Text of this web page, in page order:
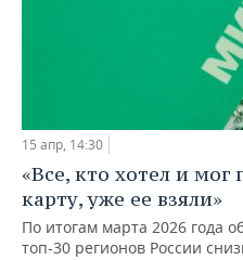
15 апр, 14:30
«Все, кто хотел и
карту, уже ее взяли»
По итогам марта 2026 года
топ-30 регионов России